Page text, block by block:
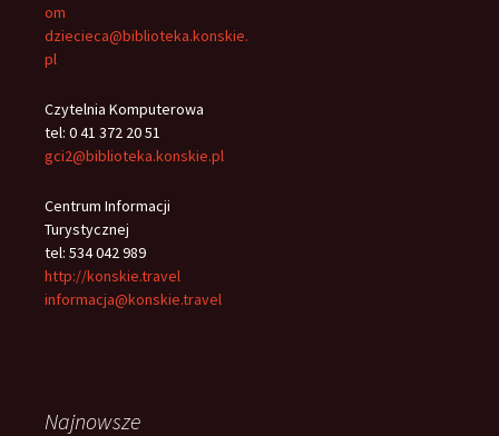
om
dziecieca@biblioteka.konskie.
pl
Czytelnia Komputerowa
tel: 0 41 372 20 51
gci2@biblioteka.konskie.pl
Centrum Informacji
Turystycznej
tel: 534 042 989
http://konskie.travel
informacja@konskie.travel
Najnowsze